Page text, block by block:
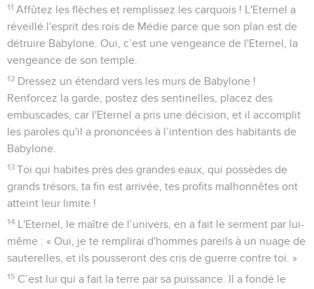
11 Affûtez les flèches et remplissez les carquois ! L'Eternel a
réveillé l'esprit des rois de Médie parce que son plan est de
détruire Babylone. Oui, c’est une vengeance de l'Eternel, la
vengeance de son temple.
12 Dressez un étendard vers les murs de Babylone !
Renforcez la garde, postez des sentinelles, placez des
embuscades, car l'Eternel a pris une décision, et il accomplit
les paroles qu'il a prononcées à l’intention des habitants de
Babylone.
13 Toi qui habites près des grandes eaux, qui possèdes de
grands trésors, ta fin est arrivée, tes profits malhonnêtes ont
atteint leur limite !
14 L'Eternel, le maître de l’univers, en a fait le serment par lui-
même : « Oui, je te remplirai d'hommes pareils à un nuage de
sauterelles, et ils pousseront des cris de guerre contre toi. »
15 C’est lui qui a fait la terre par sa puissance. Il a fondé le